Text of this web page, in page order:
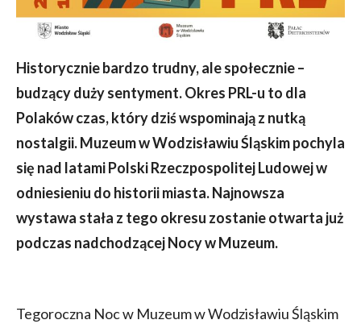
Historycznie bardzo trudny, ale społecznie –
budzący duży sentyment. Okres PRL-u to dla
Polaków czas, który dziś wspominają z nutką
nostalgii. Muzeum w Wodzisławiu Śląskim pochyla
się nad latami Polski Rzeczpospolitej Ludowej w
odniesieniu do historii miasta. Najnowsza
wystawa stała z tego okresu zostanie otwarta już
podczas nadchodzącej Nocy w Muzeum.
Tegoroczna Noc w Muzeum w Wodzisławiu Śląskim